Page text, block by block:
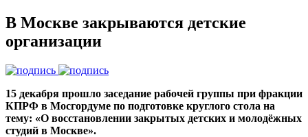
В Москве закрываются детские
организации
15 декабря прошло заседание рабочей группы при фракции
КПРФ в Мосгордуме по подготовке круглого стола на
тему: «О восстановлении закрытых детских и молодёжных
студий в Москве».